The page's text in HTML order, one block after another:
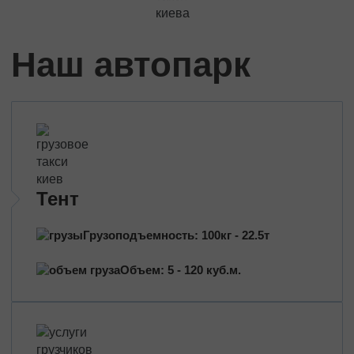
Тракторы
Экскаваторы
Яхты, катера
Оборудование и техника
Длинномеры (балки, металлоконструкции)
Догруз
Проектные перевозки
Наш автопарк
Тент
Грузоподъемность: 100кг - 22.5т
Объем: 5 - 120 куб.м.